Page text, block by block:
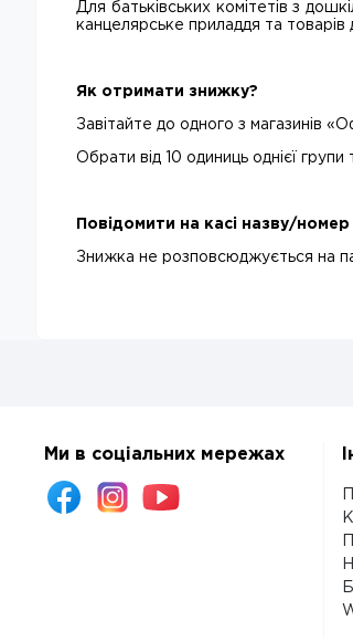
Для батьківських комітетів з
канцелярське приладдя та товарів
Як отримати знижку?
Завітайте до одного з магазинів
Обрати від 10 одиниць однієї
Повідомити на касі назву/
Знижка не розповсюджується на
Ми в соціальних мережах